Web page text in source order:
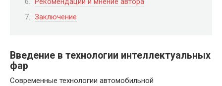
Заключение
Введение в технологии интеллектуальных
фар
Современные технологии автомобильной